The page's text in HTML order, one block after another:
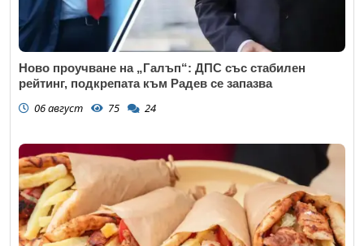
Ново проучване на „Галъп“: ДПС със стабилен
рейтинг, подкрепата към Радев се запазва
06 август 75 24